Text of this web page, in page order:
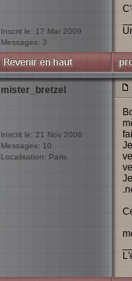
Inscrit le: 17 Mar 2009
Messages: 3
mister_bretzel
Inscrit le: 21 Nov 2006
Messages: 10
Localisation: Paris